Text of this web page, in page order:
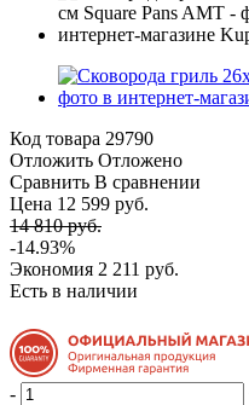
Код товара 29790
Отложить Отложено
Сравнить В сравнении
Цена 12 599 руб.
14 810 руб.
-14.93%
Экономия 2 211 руб.
Есть в наличии
-